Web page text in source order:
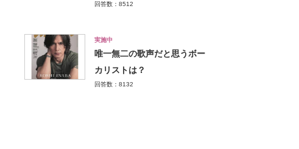
回答数：8512
実施中
唯一無二の歌声だと思うボー
カリストは？
回答数：8132